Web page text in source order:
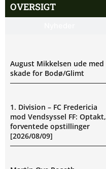
OVERSIGT
August Mikkelsen ude med
skade for Bodø/Glimt
1. Division – FC Fredericia
mod Vendsyssel FF: Optakt,
forventede opstillinger
[2026/08/09]